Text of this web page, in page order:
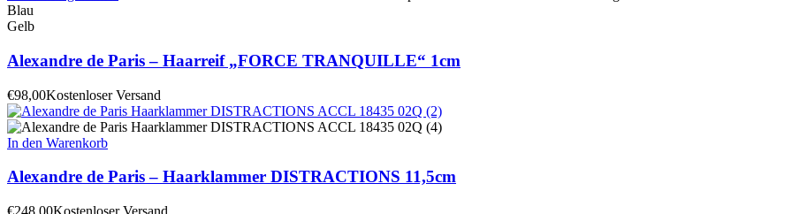
Blau
Gelb
Alexandre de Paris – Haarreif „FORCE TRANQUILLE“ 1cm
€98,00Kostenloser Versand
In den Warenkorb
Alexandre de Paris – Haarklammer DISTRACTIONS 11,5cm
€248,00Kostenloser Versand